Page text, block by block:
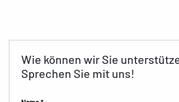
Wie können wir Sie
Sprechen Sie mit uns!